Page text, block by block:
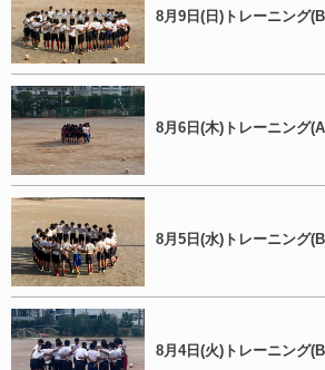
8月9日(日)トレーニング
8月6日(木)トレーニング
8月5日(水)トレーニング
8月4日(火)トレーニング